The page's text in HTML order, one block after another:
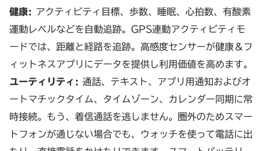
健康: アクティビティ目標、歩数、睡眠、心拍数、有酸素
運動レベルなどを自動追跡。GPS連動アクティビティモ
ードでは、距離と経路を追跡。高感度センサーが健康＆フ
ィットネスアプリにデータを提供し利用価値を高めます。
ユーティリティ: 通話、テキスト、アプリ用通知およびオ
ートマチックタイム、タイムゾーン、カレンダー同期に常
時接続。もう、着信通話を逃しません。圏外のためスマー
トフォンが通じない場合でも、ウォッチを使って電話に出